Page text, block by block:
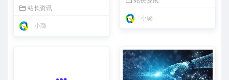
站长资讯
小璐
小璐